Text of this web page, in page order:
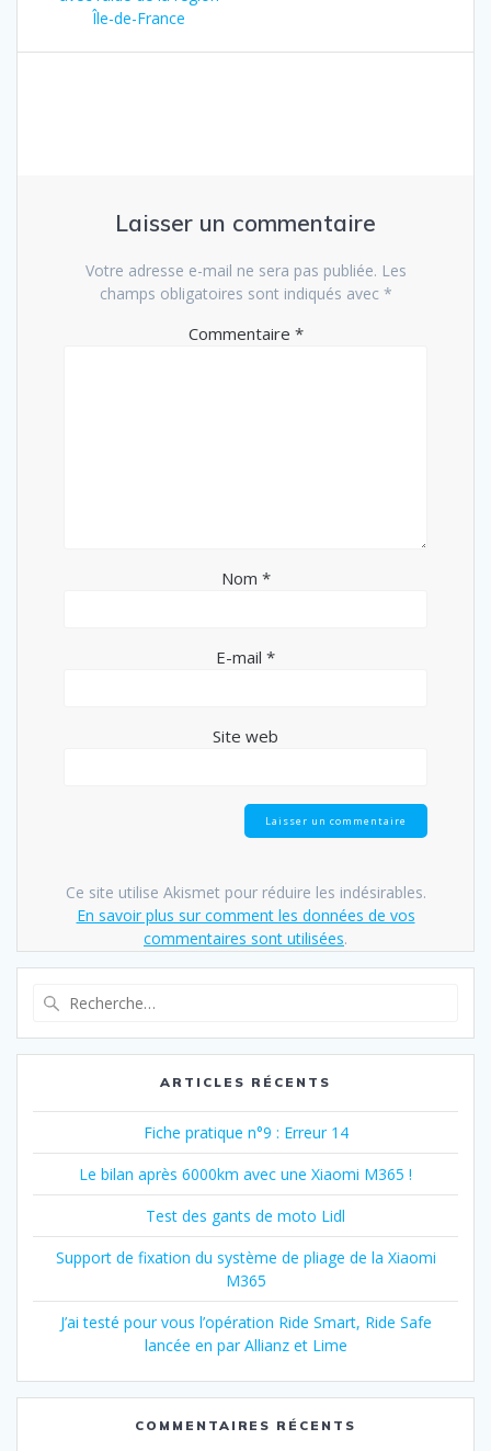
Île-de-France
Laisser un commentaire
Votre adresse e-mail ne sera pas publiée. Les
champs obligatoires sont indiqués avec *
Commentaire *
Nom *
E-mail *
Site web
Ce site utilise Akismet pour réduire les indésirables.
En savoir plus sur comment les données de vos
commentaires sont utilisées.
:
ARTICLES RÉCENTS
Fiche pratique n°9 : Erreur 14
Le bilan après 6000km avec une Xiaomi M365 !
Test des gants de moto Lidl
Support de fixation du système de pliage de la Xiaomi
M365
J’ai testé pour vous l’opération Ride Smart, Ride Safe
lancée en par Allianz et Lime
COMMENTAIRES RÉCENTS